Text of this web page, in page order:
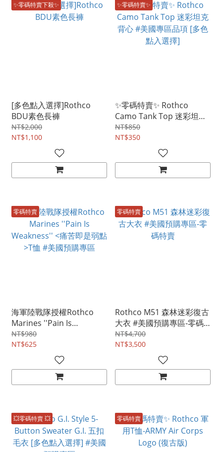
✨零碼特賣下殺✨
[多色點入選擇]Rothco
BDU素色長褲
NT$2,000
NT$1,100
✨零碼特賣✨
✨零碼特賣✨ Rothco
Camo Tank Top 迷彩坦克
背心 #美國專區品項 [多色
點入選擇]
NT$850
NT$350
零碼特賣
海軍陸戰隊授權Rothco
Marines ''Pain Is
Weakness'' <痛苦即是弱點
>T恤 #美國預購專區
NT$980
NT$625
零碼特賣
Rothco M51 森林迷彩復古
大衣 #美國預購專區-零碼
特賣
NT$4,700
NT$3,500
💥零碼特賣 💥 零碼特賣